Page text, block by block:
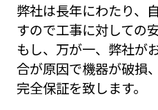
弊社は長年にわたり、
すので工事に対しての
もし、万が一、弊社が
合が原因で機器が破損
完全保証を致します。